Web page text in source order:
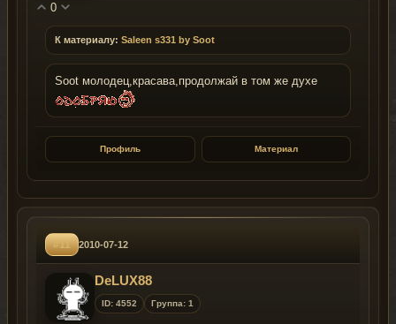
0
К материалу: Saleen s331 by Soot
Soot молодец,красава,продолжай в том же духе
Профиль Материал
#11 2010-07-12
DeLUX88
ID: 4552 Группа: 1